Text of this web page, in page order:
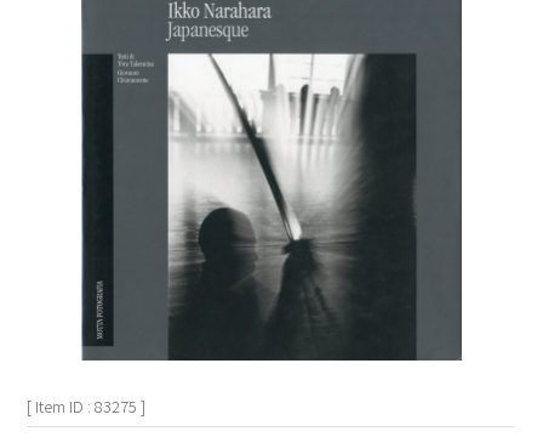
[ Item ID : 83275 ]